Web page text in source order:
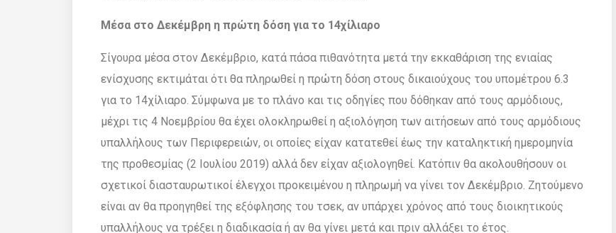
Μέσα στο ∆εκέµβρη η πρώτη δόση για το 14χίλιαρο
Σίγουρα µέσα στον ∆εκέµβριο, κατά πάσα πιθανότητα µετά την εκκαθάριση της ενιαίας
ενίσχυσης εκτιµάται ότι θα πληρωθεί η πρώτη δόση στους δικαιούχους του υποµέτρου 6.3
για το 14χίλιαρο. Σύµφωνα µε το πλάνο και τις οδηγίες που δόθηκαν από τους αρµόδιους,
µέχρι τις 4 Νοεµβρίου θα έχει ολοκληρωθεί η αξιολόγηση των αιτήσεων από τους αρµόδιους
υπαλλήλους των Περιφερειών, οι οποίες είχαν κατατεθεί έως την καταληκτική ηµεροµηνία
της προθεσµίας (2 Ιουλίου 2019) αλλά δεν είχαν αξιολογηθεί. Κατόπιν θα ακολουθήσουν οι
σχετικοί διασταυρωτικοί έλεγχοι προκειµένου η πληρωµή να γίνει τον ∆εκέµβριο. Ζητούµενο
είναι αν θα προηγηθεί της εξόφλησης του τσεκ, αν υπάρχει χρόνος από τους διοικητικούς
υπαλλήλους να τρέξει η διαδικασία ή αν θα γίνει µετά και πριν αλλάξει το έτος.